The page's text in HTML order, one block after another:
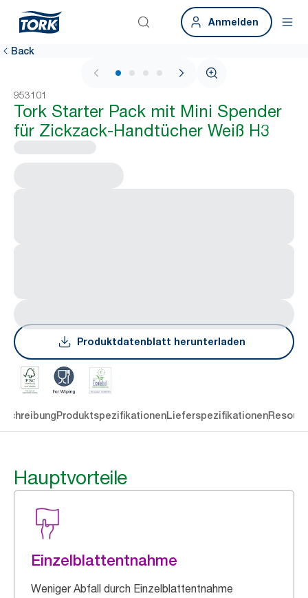
Anmelden
Back
1 / 4
953101
Tork Starter Pack mit Mini Spender
für Zickzack-Handtücher Weiß H3
Produktdatenblatt herunterladen
ProduktspezifikationenLieferspezifikationen
Hauptvorteile
Einzelblattentnahme
Weniger Abfall durch Einzelblattentnahme